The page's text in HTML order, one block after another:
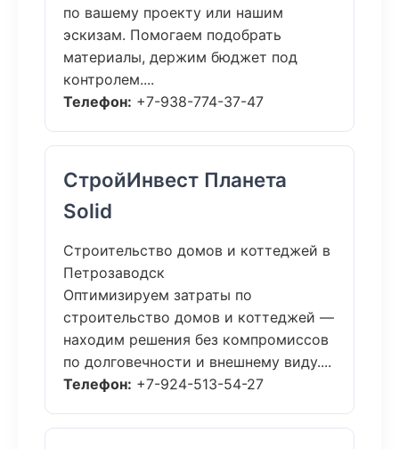
по вашему проекту или нашим
эскизам. Помогаем подобрать
материалы, держим бюджет под
контролем....
Телефон: +7-938-774-37-47
СтройИнвест Планета
Solid
Строительство домов и коттеджей в
Петрозаводск
Оптимизируем затраты по
строительство домов и коттеджей —
находим решения без компромиссов
по долговечности и внешнему виду....
Телефон: +7-924-513-54-27